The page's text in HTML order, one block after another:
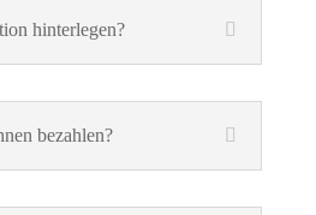
hinterlegen?
bezahlen?